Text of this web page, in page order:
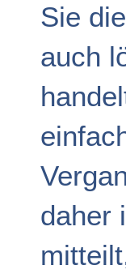
Sie die
auch
daher